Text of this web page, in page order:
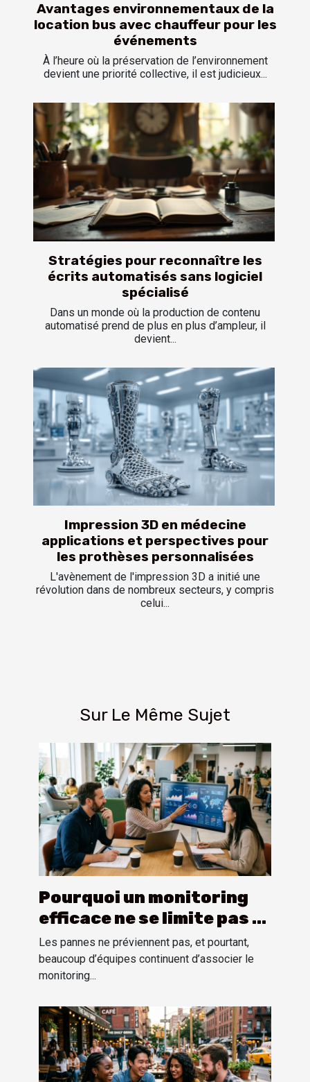
Avantages environnementaux de la
location bus avec chauffeur pour les
événements
À l’heure où la préservation de l’environnement
devient une priorité collective, il est judicieux...
Stratégies pour reconnaître les
écrits automatisés sans logiciel
spécialisé
Dans un monde où la production de contenu
automatisé prend de plus en plus d’ampleur, il
devient...
Impression 3D en médecine
applications et perspectives pour
les prothèses personnalisées
L'avènement de l'impression 3D a initié une
révolution dans de nombreux secteurs, y compris
celui...
Sur Le Même Sujet
Pourquoi un monitoring
efficace ne se limite pas à
la collecte de données
Les pannes ne préviennent pas, et pourtant,
beaucoup d’équipes continuent d’associer le
monitoring...